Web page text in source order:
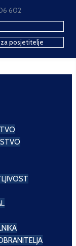
602
za posjetitelje